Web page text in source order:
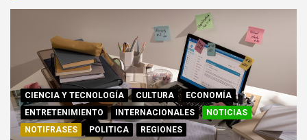
CIENCIA Y TECNOLOGÍA CULTURA
ECONOMÍA
ENTRETENIMIENTO
INTERNACIONALES
NOTICIAS
NOTIFRASES
POLITICA REGIONES